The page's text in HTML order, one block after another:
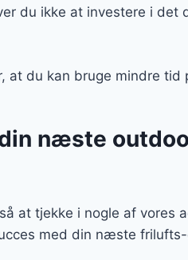
du ikke at investere i det
at du kan bruge mindre tid
næste
at tjekke i nogle af vores
med din næste